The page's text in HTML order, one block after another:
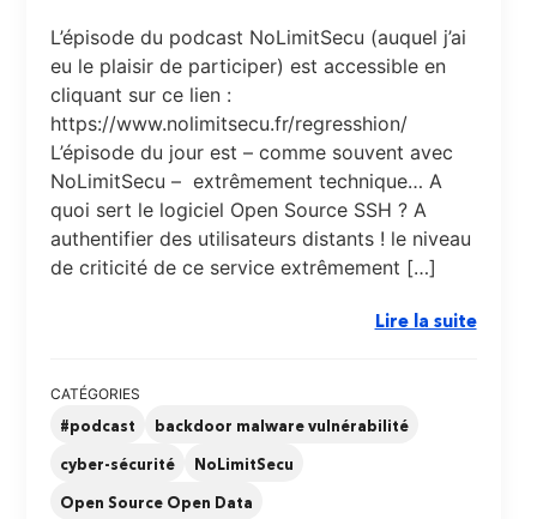
L’épisode du podcast NoLimitSecu (auquel j’ai
eu le plaisir de participer) est accessible en
cliquant sur ce lien :
https://www.nolimitsecu.fr/regresshion/
L’épisode du jour est – comme souvent avec
NoLimitSecu – extrêmement technique… A
quoi sert le logiciel Open Source SSH ? A
authentifier des utilisateurs distants ! le niveau
de criticité de ce service extrêmement […]
Lire la suite
CATÉGORIES
#podcast
backdoor malware vulnérabilité
cyber-sécurité NoLimitSecu
Open Source Open Data